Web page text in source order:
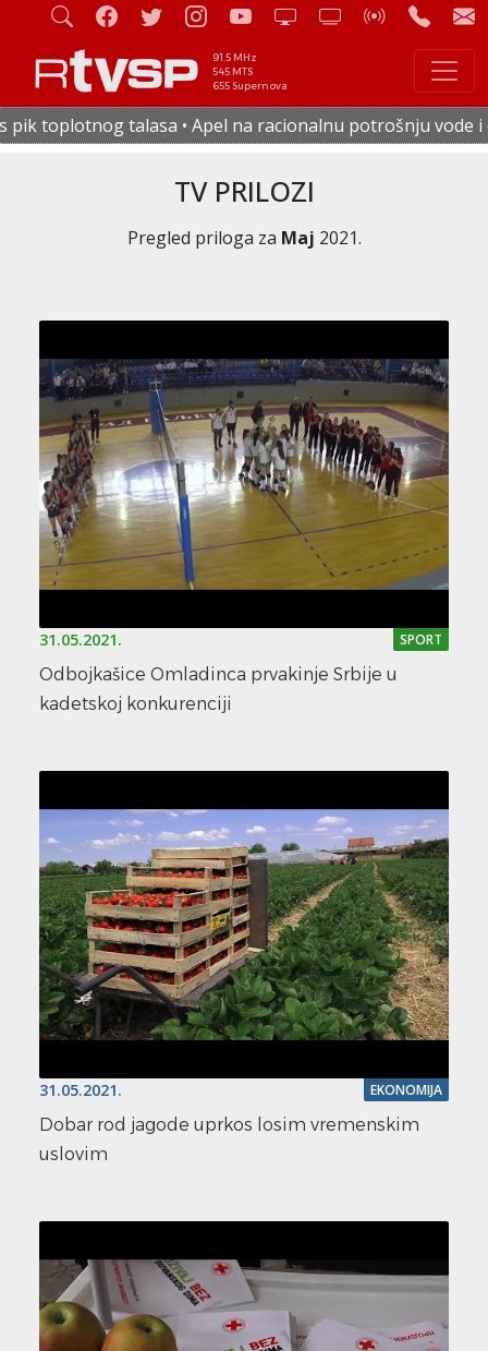
91.5 MHz
545 MTS
655 Supernova
na racionalnu potrošnju vode i električne energije • U
TV PRILOZI
Pregled priloga za Maj 2021.
31.05.2021. SPORT
Odbojkašice Omladinca prvakinje Srbije u
kadetskoj konkurenciji
31.05.2021. EKONOMIJA
Dobar rod jagode uprkos losim vremenskim
uslovim